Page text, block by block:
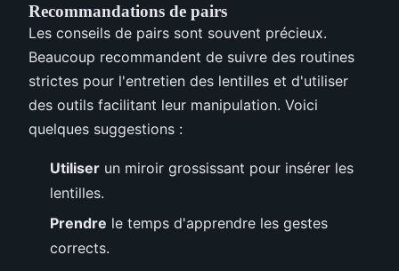
Recommandations de pairs
Les conseils de pairs sont souvent précieux.
Beaucoup recommandent de suivre des routines
strictes pour l'entretien des lentilles et d'utiliser
des outils facilitant leur manipulation. Voici
quelques suggestions :
Utiliser un miroir grossissant pour insérer les
lentilles.
Prendre le temps d'apprendre les gestes
corrects.